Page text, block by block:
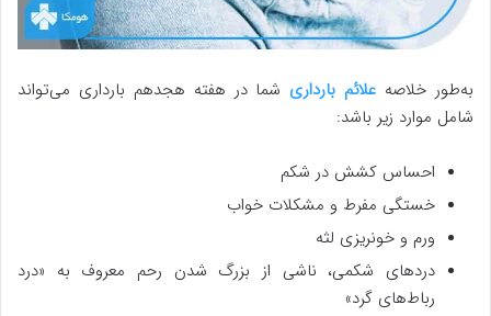
به‌طور خلاصه علائم بارداری شما در هفته هجدهم بارداری می‌تواند
شامل موارد زیر باشد:
احساس کشش در شکم
خستگی مفرط و مشکلات خواب
ورم و خونریزی لثه
دردهای شکمی، ناشی از بزرگ شدن رحم معروف به «درد
رباط‌های گرد»